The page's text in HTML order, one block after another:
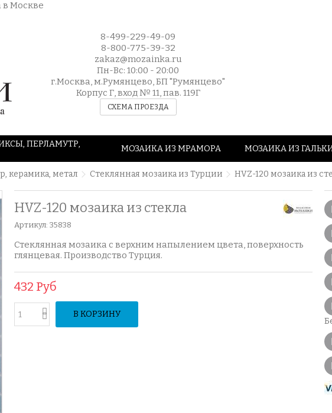
8-499-229-49-09
8-800-775-39-32
zakaz@mozainka.ru
Пн-Вс: 10:00 - 20:00
г.Москва, м.Румянцево, БП "Румянцево"
Корпус Г, вход № 11, пав. 119Г
СХЕМА ПРОЕЗДА
ПЕРЛАМУТР,
МОЗАИКА ИЗ МРАМОРА МОЗАИКА ИЗ
керамика, метал Стеклянная мозаика из Турции HVZ-120 мозаика из
HVZ-120 мозаика из стекла
Артикул: 35838
Стеклянная мозаика с верхним напылением цвета, поверхность
глянцевая. Производство Турция.
432 Руб
В КОРЗИНУ